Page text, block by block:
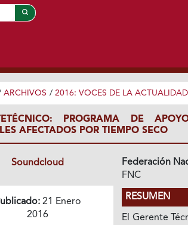
ARCHIVOS / 2016: VOCES DE LA ACTUALIDAD
PROGRAMA DE
AFECTADOS POR TIEMPO SECO
Soundcloud
21 Enero
2016
Federación
FNC
RESUMEN
El Gerente